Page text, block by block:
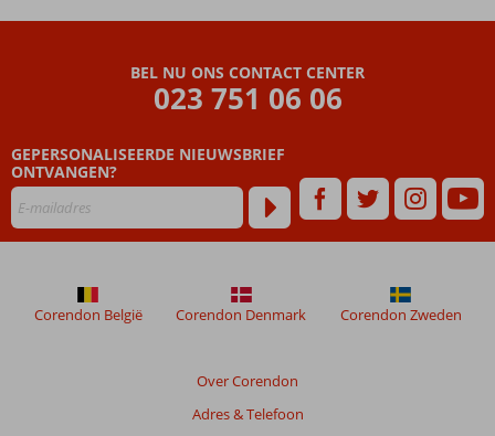
BEL NU ONS CONTACT CENTER
023 751 06 06
GEPERSONALISEERDE NIEUWSBRIEF
ONTVANGEN?
Over Corendon
Adres & Telefoon
Corendon België Corendon Denmark Corendon Zweden